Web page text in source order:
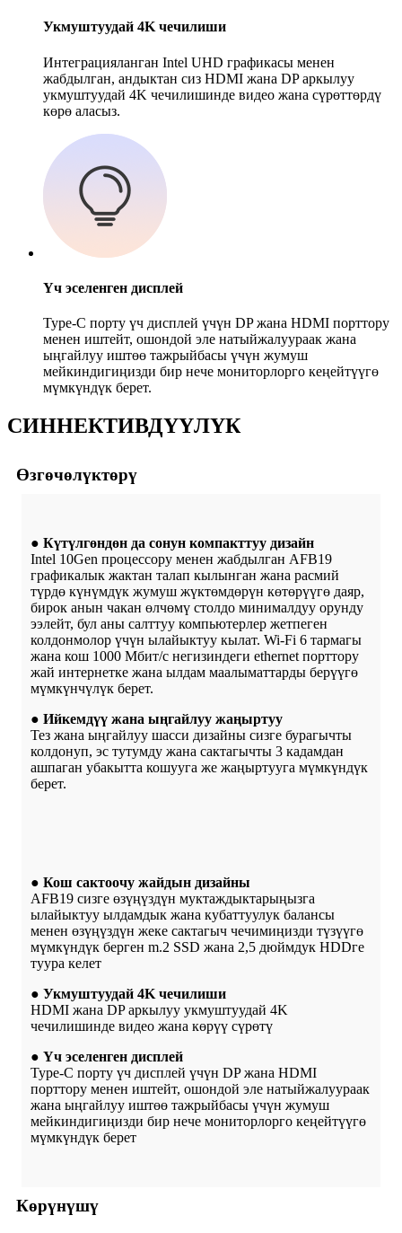
Укмуштуудай 4K чечилиши
Интеграцияланган Intel UHD графикасы менен
жабдылган, андыктан сиз HDMI жана DP аркылуу
укмуштуудай 4K чечилишинде видео жана сүрөттөрдү
көрө аласыз.
Үч эселенген дисплей
Type-C порту үч дисплей үчүн DP жана HDMI порттору
менен иштейт, ошондой эле натыйжалуураак жана
ыңгайлуу иштөө тажрыйбасы үчүн жумуш
мейкиндигиңизди бир нече мониторлорго кеңейтүүгө
мүмкүндүк берет.
CИННЕКТИВДҮҮЛҮК
Өзгөчөлүктөрү
● Күтүлгөндөн да сонун компакттуу дизайн
Intel 10Gen процессору менен жабдылган AFB19
графикалык жактан талап кылынган жана расмий
түрдө күнүмдүк жумуш жүктөмдөрүн көтөрүүгө даяр,
бирок анын чакан өлчөмү столдо минималдуу орунду
ээлейт, бул аны салттуу компьютерлер жетпеген
колдонмолор үчүн ылайыктуу кылат. Wi-Fi 6 тармагы
жана кош 1000 Мбит/с негизиндеги ethernet порттору
жай интернетке жана ылдам маалыматтарды берүүгө
мүмкүнчүлүк берет.
● Ийкемдүү жана ыңгайлуу жаңыртуу
Тез жана ыңгайлуу шасси дизайны сизге бурагычты
колдонуп, эс тутумду жана сактагычты 3 кадамдан
ашпаган убакытта кошууга же жаңыртууга мүмкүндүк
берет.
● Кош сактоочу жайдын дизайны
AFB19 сизге өзүңүздүн муктаждыктарыңызга
ылайыктуу ылдамдык жана кубаттуулук балансы
менен өзүңүздүн жеке сактагыч чечимиңизди түзүүгө
мүмкүндүк берген m.2 SSD жана 2,5 дюймдук HDDге
туура келет
● Укмуштуудай 4K чечилиши
HDMI жана DP аркылуу укмуштуудай 4K
чечилишинде видео жана көрүү сүрөтү
● Үч эселенген дисплей
Type-C порту үч дисплей үчүн DP жана HDMI
порттору менен иштейт, ошондой эле натыйжалуураак
жана ыңгайлуу иштөө тажрыйбасы үчүн жумуш
мейкиндигиңизди бир нече мониторлорго кеңейтүүгө
мүмкүндүк берет
Көрүнүшү